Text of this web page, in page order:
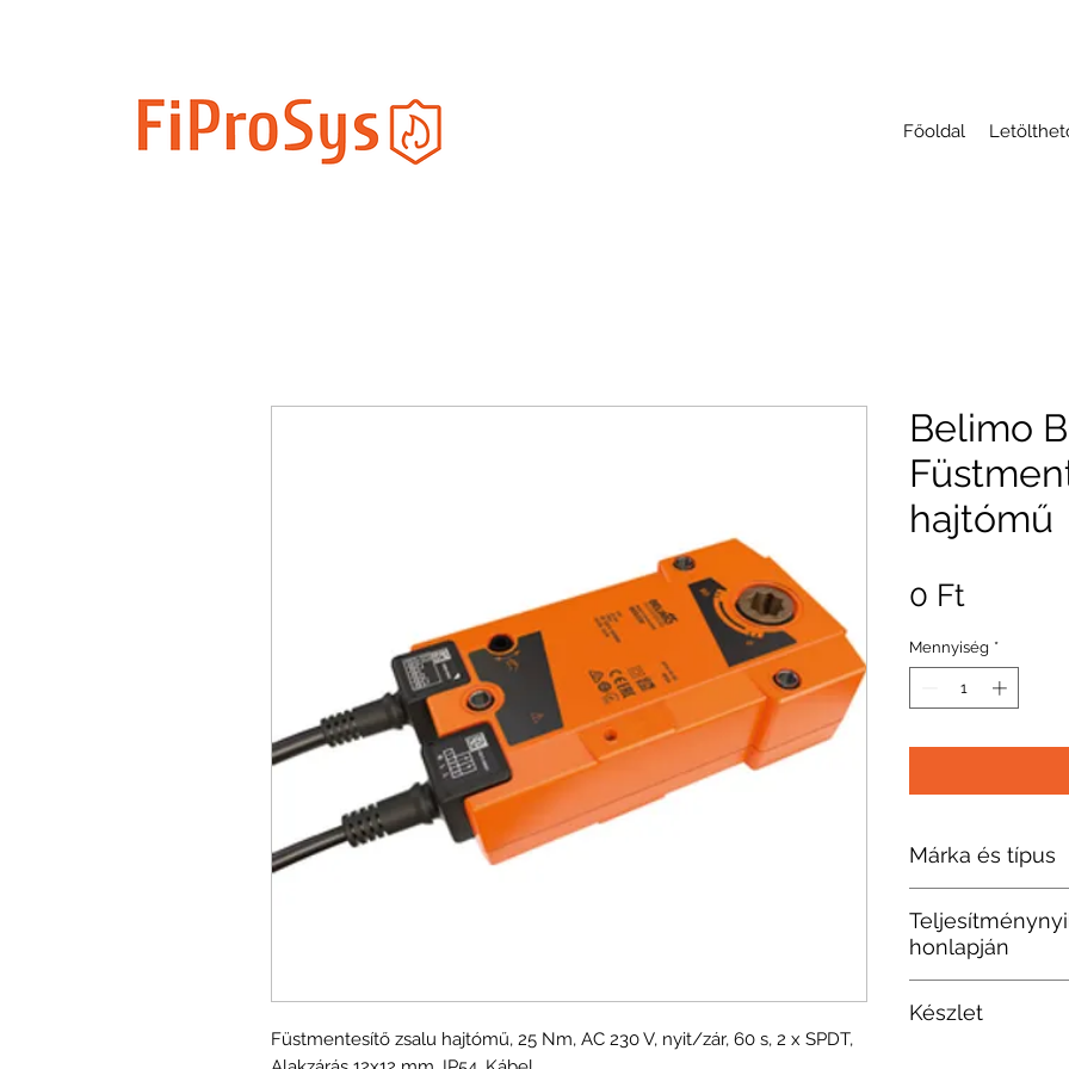
Főoldal
Füstmentesítő zsalu hajtómű, 25 Nm, AC 230 V, nyit/zár, 60 s, 2 x SPDT,
Belimo
hajtómű
0 Ft
Mennyiség *
Márka és típus
honlapján
U/
Készlet